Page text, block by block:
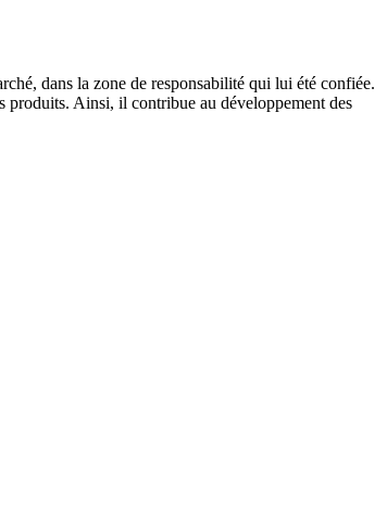
dans la zone de responsabilité qui lui été confiée.
produits. Ainsi, il contribue au développement des